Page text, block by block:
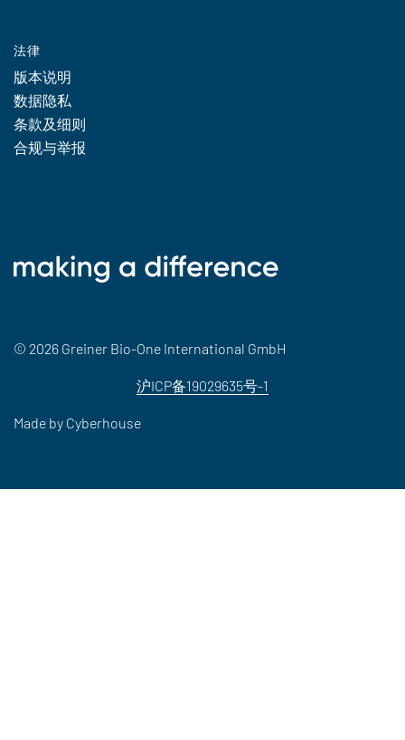
法律
版本说明
数据隐私
条款及细则
合规与举报
© 2026 Greiner Bio-One International GmbH
沪ICP备19029635号-1
Made by Cyberhouse